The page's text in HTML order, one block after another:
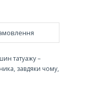
татуажу –
завдяки чому,